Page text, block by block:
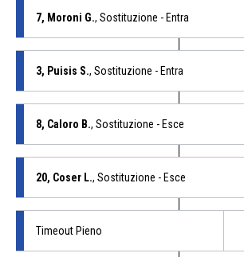
7, Moroni G., Sostituzione - Entra
3, Puisis S., Sostituzione - Entra
8, Caloro B., Sostituzione - Esce
20, Coser L., Sostituzione - Esce
Timeout Pieno